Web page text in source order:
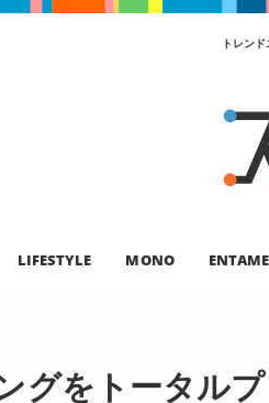
トレン
LIFESTYLE MONO ENTAME
グをトータルプ